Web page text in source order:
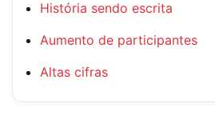
História sendo escrita
Aumento de participantes
Altas cifras